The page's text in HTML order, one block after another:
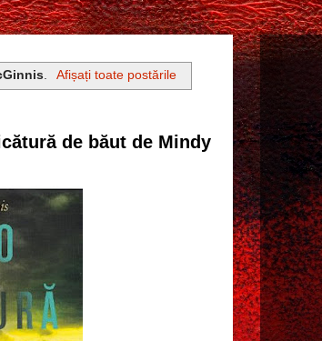
. Afișați toate postările
de băut de Mindy